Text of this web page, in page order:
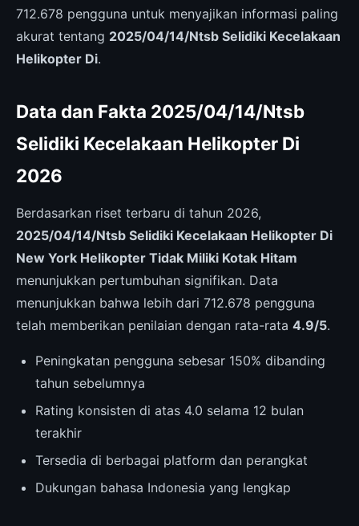
712.678 pengguna untuk menyajikan informasi paling
akurat tentang 2025/04/14/Ntsb Selidiki Kecelakaan
Helikopter Di.
Data dan Fakta 2025/04/14/Ntsb
Selidiki Kecelakaan Helikopter Di
2026
Berdasarkan riset terbaru di tahun 2026,
2025/04/14/Ntsb Selidiki Kecelakaan Helikopter Di
New York Helikopter Tidak Miliki Kotak Hitam
menunjukkan pertumbuhan signifikan. Data
menunjukkan bahwa lebih dari 712.678 pengguna
telah memberikan penilaian dengan rata-rata 4.9/5.
Peningkatan pengguna sebesar 150% dibanding
tahun sebelumnya
Rating konsisten di atas 4.0 selama 12 bulan
terakhir
Tersedia di berbagai platform dan perangkat
Dukungan bahasa Indonesia yang lengkap